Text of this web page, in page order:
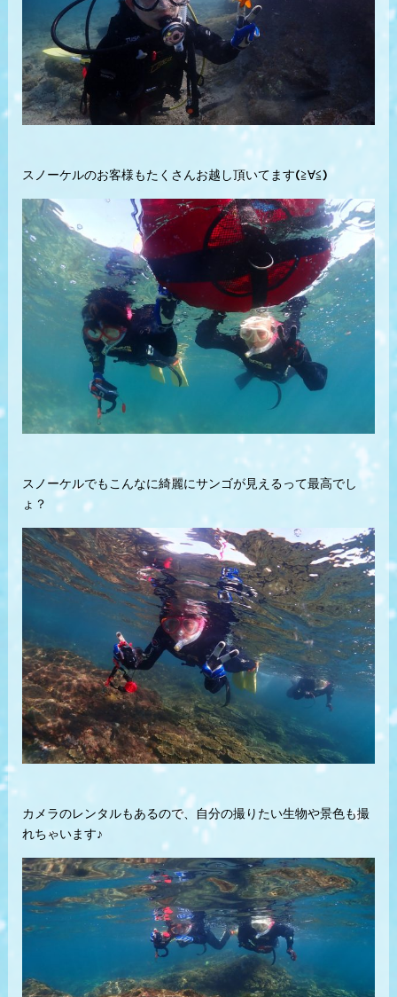
スノーケルのお客様もたくさんお越し頂いてます(≧∀≦)
スノーケルでもこんなに綺麗にサンゴが見えるって最高でし
ょ？
カメラのレンタルもあるので、自分の撮りたい生物や景色も撮
れちゃいます♪